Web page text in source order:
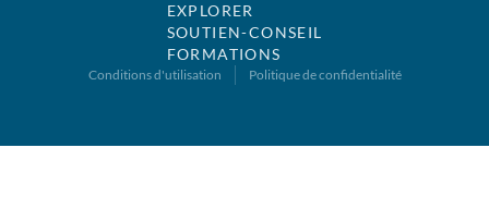
EXPLORER
SOUTIEN-CONSEIL
FORMATIONS
Conditions d'utilisation Politique de confidentialité